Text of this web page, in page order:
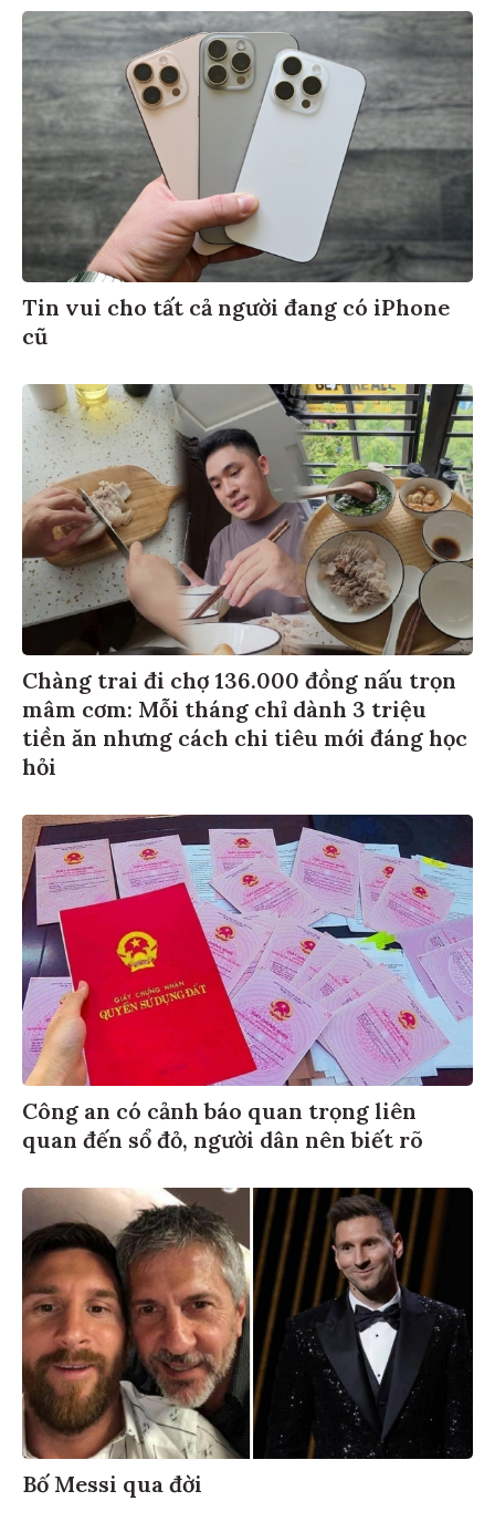
Tin vui cho tất cả người đang có iPhone
cũ
Chàng trai đi chợ 136.000 đồng nấu trọn
mâm cơm: Mỗi tháng chỉ dành 3 triệu
tiền ăn nhưng cách chi tiêu mới đáng học
hỏi
Công an có cảnh báo quan trọng liên
quan đến sổ đỏ, người dân nên biết rõ
Bố Messi qua đời